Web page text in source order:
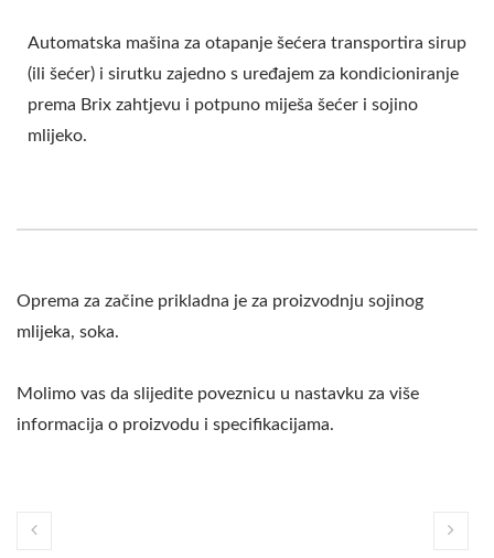
Automatska mašina za otapanje šećera transportira sirup
(ili šećer) i sirutku zajedno s uređajem za kondicioniranje
prema Brix zahtjevu i potpuno miješa šećer i sojino
mlijeko.
Oprema za začine prikladna je za proizvodnju sojinog
mlijeka, soka.
Molimo vas da slijedite poveznicu u nastavku za više
informacija o proizvodu i specifikacijama.